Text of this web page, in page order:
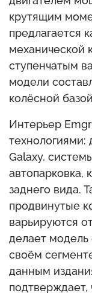
крутящим
предлагается
механической
ступенчатым
модели
колёсной
Интерьер
Galaxy,
автопарковка,
заднего вида.
продвинутые
варьируются
делает модель
своём
данным
подтверждает,